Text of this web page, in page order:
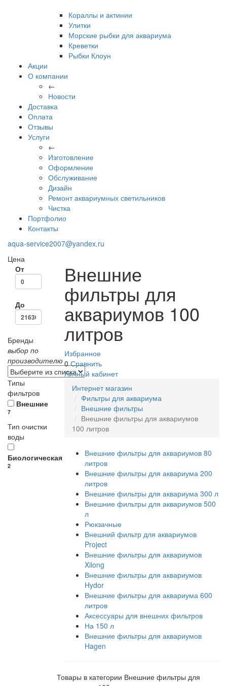
Кораллы и актинии
Улитки
Морские рыбки для аквариума
Креветки
Рыбки Клоун
Акции
О компании
←
Новости
Доставка
Оплата
Отзывы
Услуги
←
Изготовление
Оформление
Обслуживание
Дизайн
Ремонт аквариумных светильников
Чистка
Портфолио
Контакты
aqua-service2007@yandex.ru
Цена
От
До
Бренды
выбор по
производителю
Типы
фильтров
Внешние
7
Тип очистки
воды
Биологическая
2
Внешние
фильтры для
аквариумов 100
литров
Избранное
0 Сравнить
Личный кабинет
Интернет магазин
Фильтры для аквариума
Внешние фильтры
Внешние фильтры для аквариумов
100 литров
Внешние фильтры для аквариумов 80
литров
Внешние фильтры для аквариума 200
литров
Внешние фильтры для аквариума 300 л
Внешние фильтры для аквариумов 500
л
Рюкзачные
Внешний фильтр для аквариумов
Project
Внешние фильтры для аквариумов
Xilong
Внешние фильтры для аквариумов
Hydor
Внешние фильтры для аквариума 600
литров
Аксессуары для внешних фильтров
На 150 л
Внешние фильтры для аквариумов
Hagen
Товары в категории Внешние фильтры для